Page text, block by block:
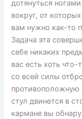
дотянуться
вокруг, от
вам нужно как-то
Задача эта
себе никаких
вас есть хоть
со всей силы
противоположную
стул двинется в
кармане вы